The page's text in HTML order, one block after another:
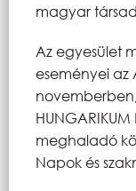
magyar
Az egyesület
eseményei az
meghaladó
Napok és